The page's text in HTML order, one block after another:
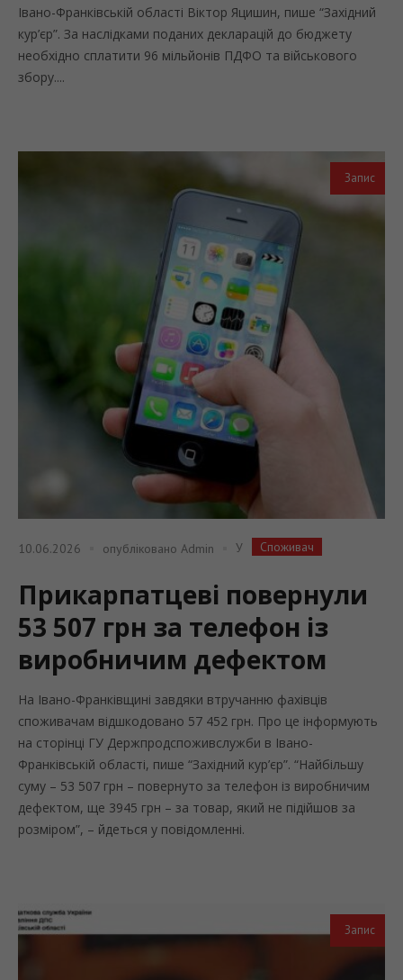
Івано-Франківській області Віктор Яцишин, пише “Західний
кур’єр”. За наслідками поданих декларацій до бюджету
необхідно сплатити 96 мільйонів ПДФО та військового
збору....
Запис
10.06.2026 опубліковано Admin У Споживач
Прикарпатцеві повернули
53 507 грн за телефон із
виробничим дефектом
На Івано-Франківщині завдяки втручанню фахівців
споживачам відшкодовано 57 452 грн. Про це інформують
на сторінці ГУ Держпродспоживслужби в Івано-
Франківській області, пише “Західний кур’єр”. “Найбільшу
суму – 53 507 грн – повернуто за телефон із виробничим
дефектом, ще 3945 грн – за товар, який не підійшов за
розміром”, – йдеться у повідомленні.
Запис